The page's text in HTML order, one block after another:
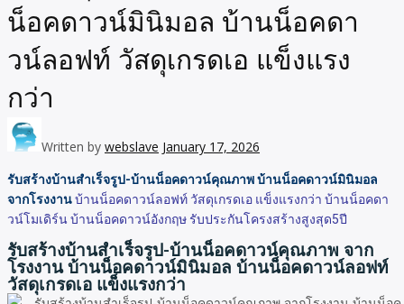
น็อคดาวน์มินิมอล บ้านน็อคดา
วน์ลอฟท์ วัสดุเกรดเอ แข็งแรง
กว่า
Written by webslave January 17, 2026
รับสร้างบ้านสำเร็จรูป-บ้านน็อคดาวน์คุณภาพ บ้านน็อคดาวน์มินิมอล
จากโรงงานบ้านน็อคดาวน์ลอฟท์ วัสดุเกรดเอ แข็งแรงกว่า บ้านน็อคดา
วน์โมเดิร์น บ้านน็อคดาวน์อังกฤษ รับประกันโครงสร้างสูงสุด5ปี
รับสร้างบ้านสำเร็จรูป-บ้านน็อคดาวน์คุณภาพ จาก
โรงงาน บ้านน็อคดาวน์มินิมอล บ้านน็อคดาวน์ลอฟท์
วัสดุเกรดเอ แข็งแรงกว่า